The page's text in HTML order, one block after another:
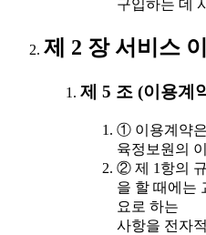
구입하는 데
제 2 장 서비스
제 5 조 (이용계
① 이용계약
육정보원의
② 제 1항의
을 할 때에는
요로 하는
사항을 전자